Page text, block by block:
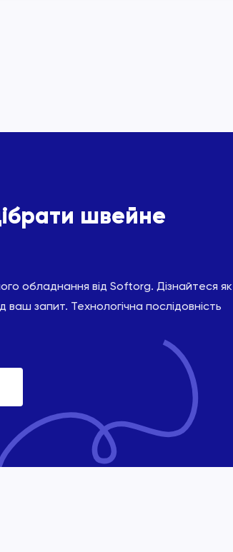
швейне
обладнання від Softorg. Дізнайтеся як
запит. Технологічна послідовність